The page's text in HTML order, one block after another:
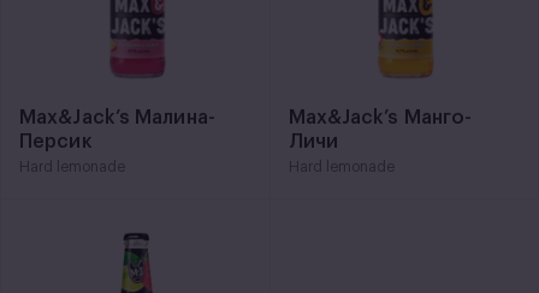
Max&Jack’s Малина-
Персик
Hard lemonade
Max&Jack’s Манго-
Личи
Hard lemonade